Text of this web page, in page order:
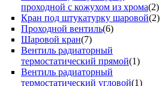
проходной с кожухом из хрома(2)
Кран под штукатурку шаровой(2)
Проходной вентиль(6)
Шаровой кран(7)
Вентиль радиаторный
термостатический прямой(1)
Вентиль радиаторный
термостатический угловой(1)